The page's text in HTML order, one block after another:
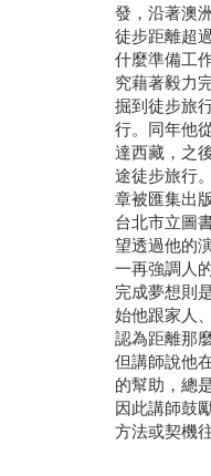
發，沿著澳
徒步距離超
什麼準備工
究藉著毅力
掘到徒步旅
行。同年他
達西藏，之
途徒步旅行
章被匯集出
台北市立圖
望透過他的
一再強調人
完成夢想則
始他跟家人
認為距離那
但講師說他
的幫助，總
因此講師鼓
方法或契機